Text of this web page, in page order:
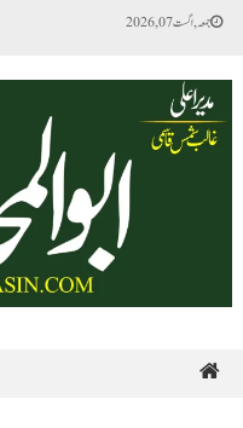
جمعہ, اگست 07, 2026